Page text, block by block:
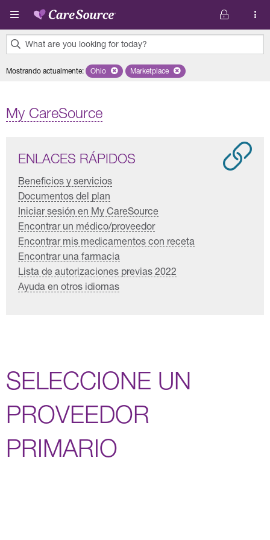
Pasar al contenido principal
What are you looking for today?
results
Mostrando actualmente: Remove selected state 'Ohio'
Ohio Remove selected plan 'Marketplace'
Marketplace
My CareSource
ENLACES RÁPIDOS
Beneficios y servicios
Documentos del plan
Iniciar sesión en My CareSource
Encontrar un médico/proveedor
Encontrar mis medicamentos con receta
Encontrar una farmacia
Lista de autorizaciones previas 2022
Ayuda en otros idiomas
SELECCIONE UN
PROVEEDOR
PRIMARIO